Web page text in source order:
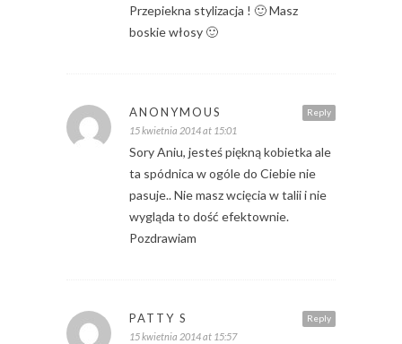
Przepiekna stylizacja ! 🙂 Masz
boskie włosy 🙂
Reply
ANONYMOUS
15 kwietnia 2014 at 15:01
Sory Aniu, jesteś piękną kobietka ale
ta spódnica w ogóle do Ciebie nie
pasuje.. Nie masz wcięcia w talii i nie
wygląda to dość efektownie.
Pozdrawiam
Reply
PATTY S
15 kwietnia 2014 at 15:57